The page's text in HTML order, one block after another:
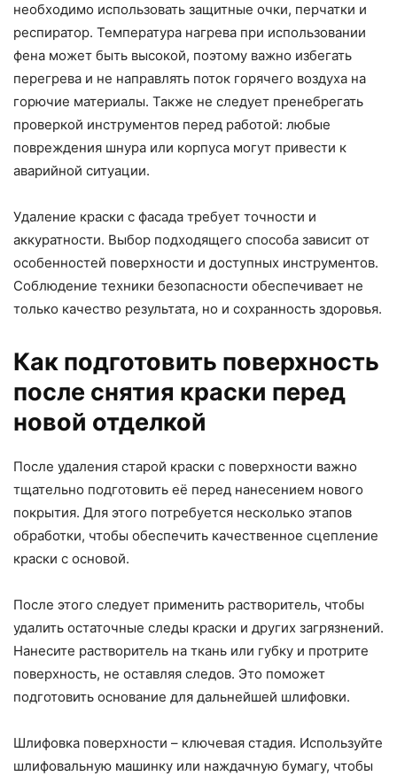
необходимо использовать защитные очки, перчатки и
респиратор. Температура нагрева при использовании
фена может быть высокой, поэтому важно избегать
перегрева и не направлять поток горячего воздуха на
горючие материалы. Также не следует пренебрегать
проверкой инструментов перед работой: любые
повреждения шнура или корпуса могут привести к
аварийной ситуации.
Удаление краски с фасада требует точности и
аккуратности. Выбор подходящего способа зависит от
особенностей поверхности и доступных инструментов.
Соблюдение техники безопасности обеспечивает не
только качество результата, но и сохранность здоровья.
Как подготовить поверхность
после снятия краски перед
новой отделкой
После удаления старой краски с поверхности важно
тщательно подготовить её перед нанесением нового
покрытия. Для этого потребуется несколько этапов
обработки, чтобы обеспечить качественное сцепление
краски с основой.
После этого следует применить растворитель, чтобы
удалить остаточные следы краски и других загрязнений.
Нанесите растворитель на ткань или губку и протрите
поверхность, не оставляя следов. Это поможет
подготовить основание для дальнейшей шлифовки.
Шлифовка поверхности – ключевая стадия. Используйте
шлифовальную машинку или наждачную бумагу, чтобы